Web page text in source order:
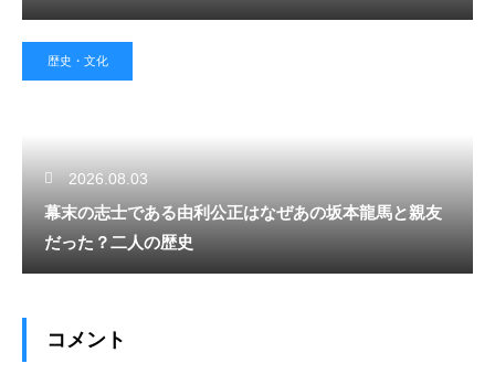
歴史・文化
2026.08.03
幕末の志士である由利公正はなぜあの坂本龍馬と親友
だった？二人の歴史
コメント